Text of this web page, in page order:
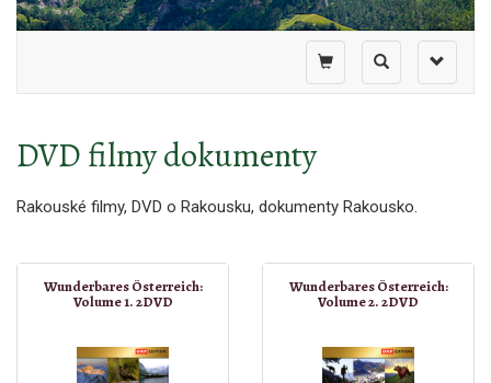
Toggle
Toggle
search
Toggle
shopping
DVD filmy dokumenty
Rakouské filmy, DVD o Rakousku, dokumenty Rakousko.
Wunderbares Österreich:
Volume 1. 2DVD
Wunderbares Österreich:
Volume 2. 2DVD